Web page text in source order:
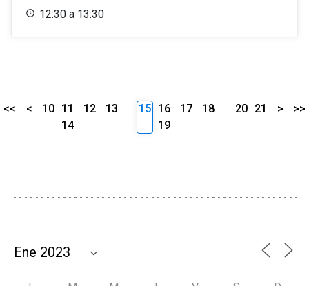
12:30 a 13:30
<< < 10 11 12
13
14
15 16 17
18
19
20 21 > >>